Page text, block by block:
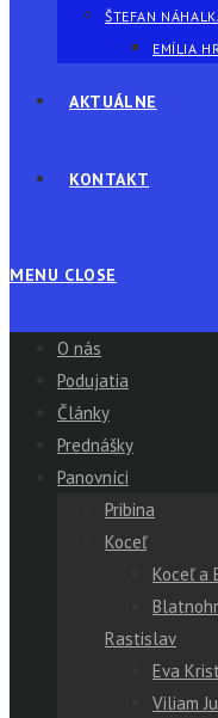
ŠTEFAN
EMÍLIA
AKTUÁLNE
KONTAKT
MENU CLOSE
O nás
Podujatia
Články
Prednášky
Panovníci
Pribina
Koceľ
Koceľ a
Rastislav
Eva
Viliam